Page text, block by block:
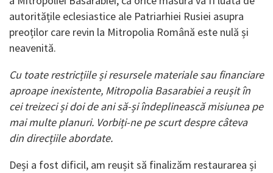
autoritățile eclesiastice ale Patriarhiei Rusiei asupra
preoților care revin la Mitropolia Română este nulă și
neavenită.
Cu toate restricțiile și resursele materiale sau financiare
aproape inexistente, Mitropolia Basarabiei a reușit în
cei treizeci și doi de ani să-și îndeplinească misiunea pe
mai multe planuri. Vorbiți-ne pe scurt despre câteva
din direcțiile abordate.
Deși a fost dificil, am reușit să finalizăm restaurarea și